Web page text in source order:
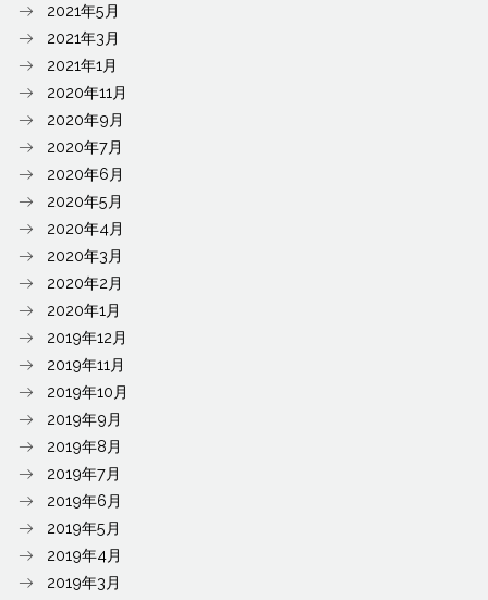
2021年5月
2021年3月
2021年1月
2020年11月
2020年9月
2020年7月
2020年6月
2020年5月
2020年4月
2020年3月
2020年2月
2020年1月
2019年12月
2019年11月
2019年10月
2019年9月
2019年8月
2019年7月
2019年6月
2019年5月
2019年4月
2019年3月